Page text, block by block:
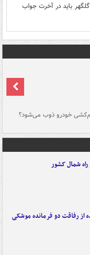
باید در آخرت جواب
خودرو ذوب می‌شود؟
شمال کشور
رفاقت دو فرمانده‌ موشکی